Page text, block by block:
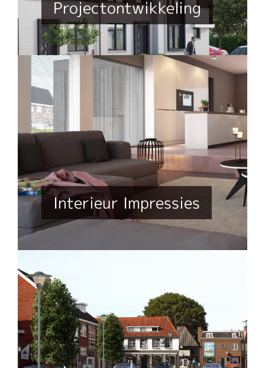
Projectontwikkeling
Interieur Impressies